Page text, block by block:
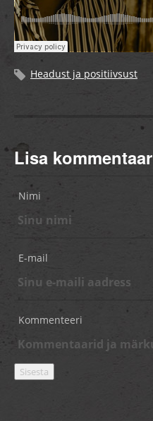
Headust ja positiivsust
Lisa kommentaar
Nimi
E-mail
Kommenteeri